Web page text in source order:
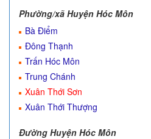
Phường/xã Huyện Hóc Môn
Bà Điểm
Đông Thạnh
Trấn Hóc Môn
Trung Chánh
Xuân Thới Sơn
Xuân Thới Thượng
Đường Huyện Hóc Môn